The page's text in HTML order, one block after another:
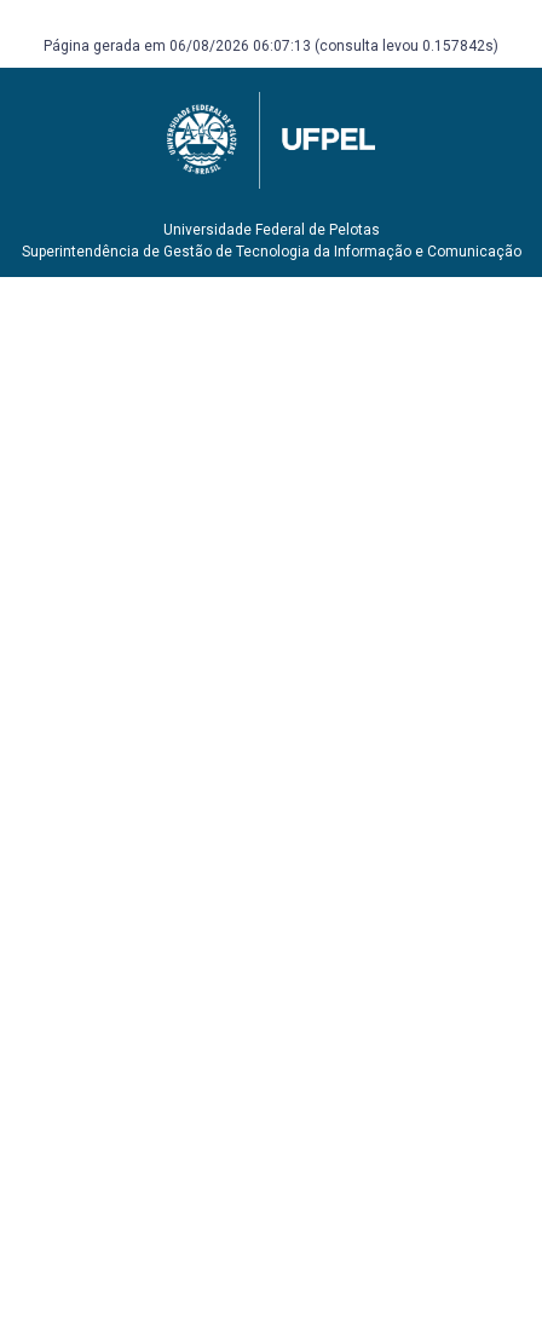
Página gerada em 06/08/2026 06:07:13 (consulta levou 0.157842s)
Universidade Federal de Pelotas
Superintendência de Gestão de Tecnologia da Informação e Comunicação